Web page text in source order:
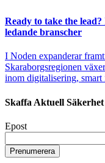
Ready to take the
ledande branscher
I Noden expanderar
Skaraborgsregionen
inom digitalisering,
Skaffa Aktuell
Epost
Prenumerera